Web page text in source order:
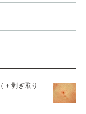
＋剥ぎ取り